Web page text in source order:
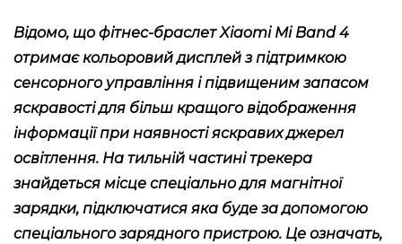
Відомо, що фітнес-браслет Xiaomi Mi Band 4
отримає кольоровий дисплей з підтримкою
сенсорного управління і підвищеним запасом
яскравості для більш кращого відображення
інформації при наявності яскравих джерел
освітлення. На тильній частині трекера
знайдеться місце спеціально для магнітної
зарядки, підключатися яка буде за допомогою
спеціального зарядного пристрою. Це означать,